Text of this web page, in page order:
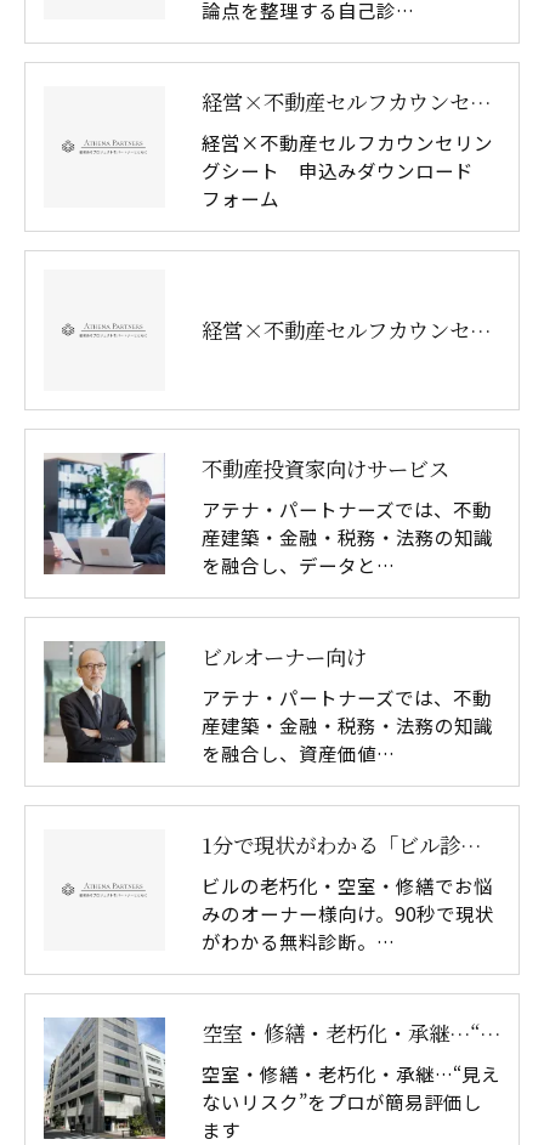
論点を整理する自己診…
経営×不動産セルフカウンセリングシート ダウンロード
経営×不動産セルフカウンセリン
グシート 申込みダウンロード
フォーム
経営×不動産セルフカウンセリングシート ダウンロード ページ
不動産投資家向けサービス
アテナ・パートナーズでは、不動
産建築・金融・税務・法務の知識
を融合し、データと…
ビルオーナー向け
アテナ・パートナーズでは、不動
産建築・金融・税務・法務の知識
を融合し、資産価値…
1分で現状がわかる「ビル診断（無料）」（一般-LP)
ビルの老朽化・空室・修繕でお悩
みのオーナー様向け。90秒で現状
がわかる無料診断。…
空室・修繕・老朽化・承継…“見えないリスク”をプロが簡易評価します（一般）
空室・修繕・老朽化・承継…“見え
ないリスク”をプロが簡易評価し
ます